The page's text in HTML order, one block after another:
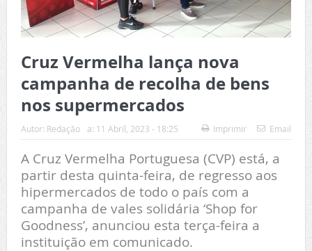
Cruz Vermelha lança nova
campanha de recolha de bens
nos supermercados
Autor: Redação a: 11 Abril, 2023 - 18:25 Imprimir Email
A Cruz Vermelha Portuguesa (CVP) está, a
partir desta quinta-feira, de regresso aos
hipermercados de todo o país com a
campanha de vales solidária ‘Shop for
Goodness’, anunciou esta terça-feira a
instituição em comunicado.